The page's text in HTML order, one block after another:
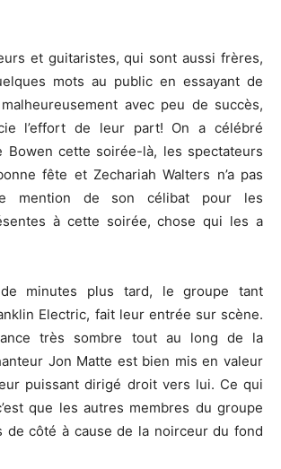
et guitaristes, qui sont aussi frères,
mots au public en essayant de
avec peu de succès,
l’effort de leur part! On a célébré
Bowen cette soirée-là, les spectateurs
fête et Zechariah Walters n’a pas
mention de son célibat pour les
à cette soirée, chose qui les a
minutes plus tard, le groupe tant
Electric, fait leur entrée sur scène.
très sombre tout au long de la
Jon Matte est bien mis en valeur
puissant dirigé droit vers lui. Ce qui
que les autres membres du groupe
de côté à cause de la noirceur du fond